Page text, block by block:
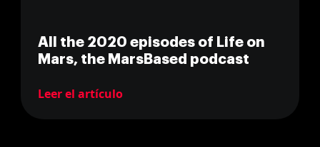
All the 2020 episodes of Life on
Mars, the MarsBased podcast
Leer el artículo